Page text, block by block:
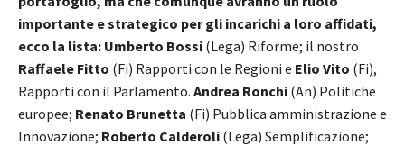
importante e strategico per gli incarichi a loro affidati,
ecco la lista: Umberto Bossi (Lega) Riforme; il nostro
Raffaele Fitto (Fi) Rapporti con le Regioni e Elio Vito (Fi),
Rapporti con il Parlamento. Andrea Ronchi (An) Politiche
europee; Renato Brunetta (Fi) Pubblica amministrazione e
Innovazione; Roberto Calderoli (Lega) Semplificazione;